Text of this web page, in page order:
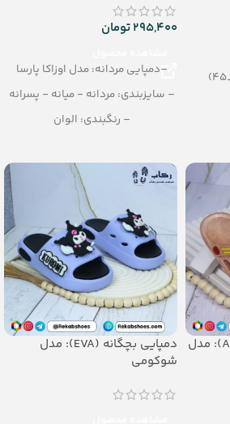
295,400تومان
–دمپایی مردانه: مدل اوزاکا پارسا
– سایزبندی: مردانه - میانه - پسرانه
– رنگبندی: الوان
– جنس: Airblowing
دمپایی بچگانه (Airblowing): مدل
دمپایی بچگانه (EVA): مدل
شوکومی